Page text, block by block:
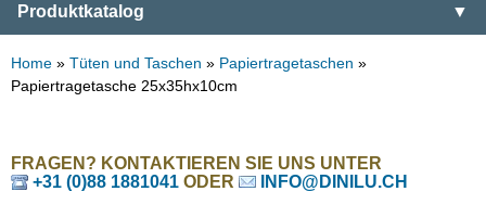
Produktkatalog ▼
Home » Tüten und Taschen » Papiertragetaschen »
Papiertragetasche 25x35hx10cm
FRAGEN? KONTAKTIEREN SIE UNS UNTER
+31 (0)88 1881041 ODER INFO@DINILU.CH